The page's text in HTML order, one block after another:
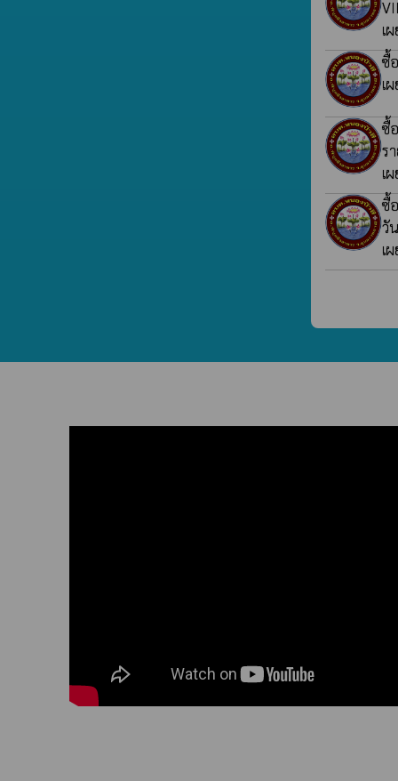
เ
ซื้
เ
ซื้
ร
เ
ซื้
วั
เ